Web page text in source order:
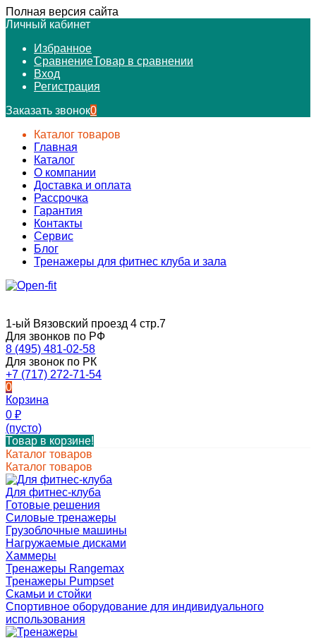
Полная версия сайта
Личный кабинет
Избранное
СравнениеТовар в сравнении
Вход
Регистрация
Заказать звонок0
Каталог товаров
Главная
Каталог
О компании
Доставка и оплата
Рассрочка
Гарантия
Контакты
Сервис
Блог
Тренажеры для фитнес клуба и зала
1-ый Вязовский проезд 4 стр.7
Для звонков по РФ
8 (495) 481-02-58
Для звонок по РК
+7 (717) 272-71-54
0
Корзина
0 ₽
(пусто)
Товар в корзине!
Каталог товаров
Каталог товаров
Для фитнес-клуба
Готовые решения
Силовые тренажеры
Грузоблочные машины
Нагружаемые дисками
Хаммеры
Тренажеры Rangemax
Тренажеры Pumpset
Скамьи и стойки
Спортивное оборудование для индивидуального
использования